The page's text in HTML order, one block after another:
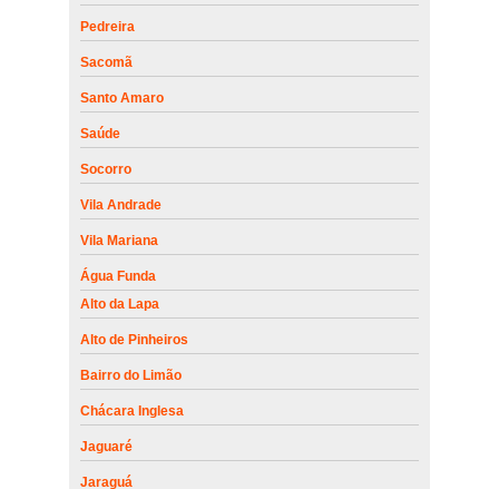
Pedreira
Sacomã
Santo Amaro
Saúde
Socorro
Vila Andrade
Vila Mariana
Água Funda
Alto da Lapa
Alto de Pinheiros
Bairro do Limão
Chácara Inglesa
Jaguaré
Jaraguá